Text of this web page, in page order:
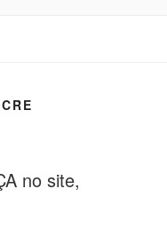
no site,